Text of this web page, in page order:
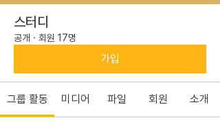
스터디
공개 · 회원 17명
가입
그룹 활동 미디어 파일 회원 소개